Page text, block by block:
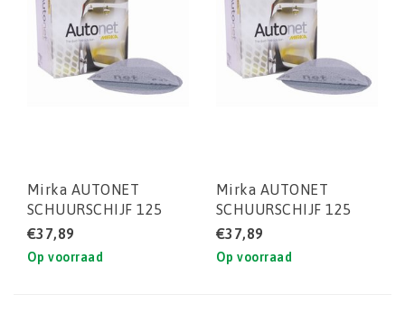
Mirka AUTONET
SCHUURSCHIJF 125
MM P400 (DOOS)
50STUKS
€37,89
Op voorraad
Mirka AUTONET
SCHUURSCHIJF 125
MM P120 (DOOS)
50STUKS
€37,89
Op voorraad